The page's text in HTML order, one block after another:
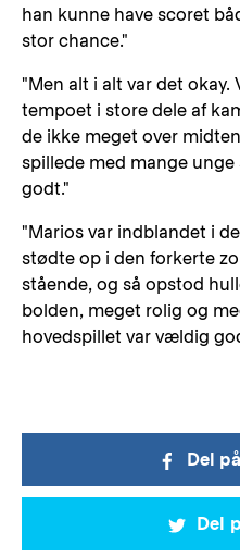
han kunne have scoret
stor chance."
"Men alt i alt var det
tempoet i store dele af
de ikke meget over
spillede med mange
godt."
"Marios var indblandet i
stødte op i den forkerte
stående, og så opstod
bolden, meget rolig og
hovedspillet var vældig
Del
Del